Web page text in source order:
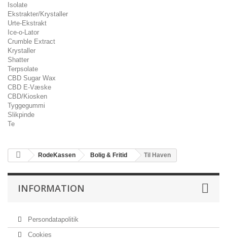
Isolate
Ekstrakter/Krystaller
Urte-Ekstrakt
Ice-o-Lator
Crumble Extract
Krystaller
Shatter
Terpsolate
CBD Sugar Wax
CBD E-Væske
CBD/Kiosken
Tyggegummi
Slikpinde
Te
RodeKassen Bolig & Fritid Til Haven
INFORMATION
Persondatapolitik
Cookies